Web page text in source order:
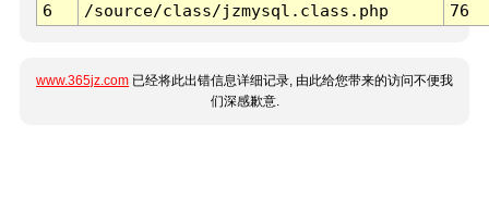
6
/source/class/jzmysql.class.php 76
www.365jz.com 已经将此出错信息详细记录, 由此给您带来的访问不便我
们深感歉意.